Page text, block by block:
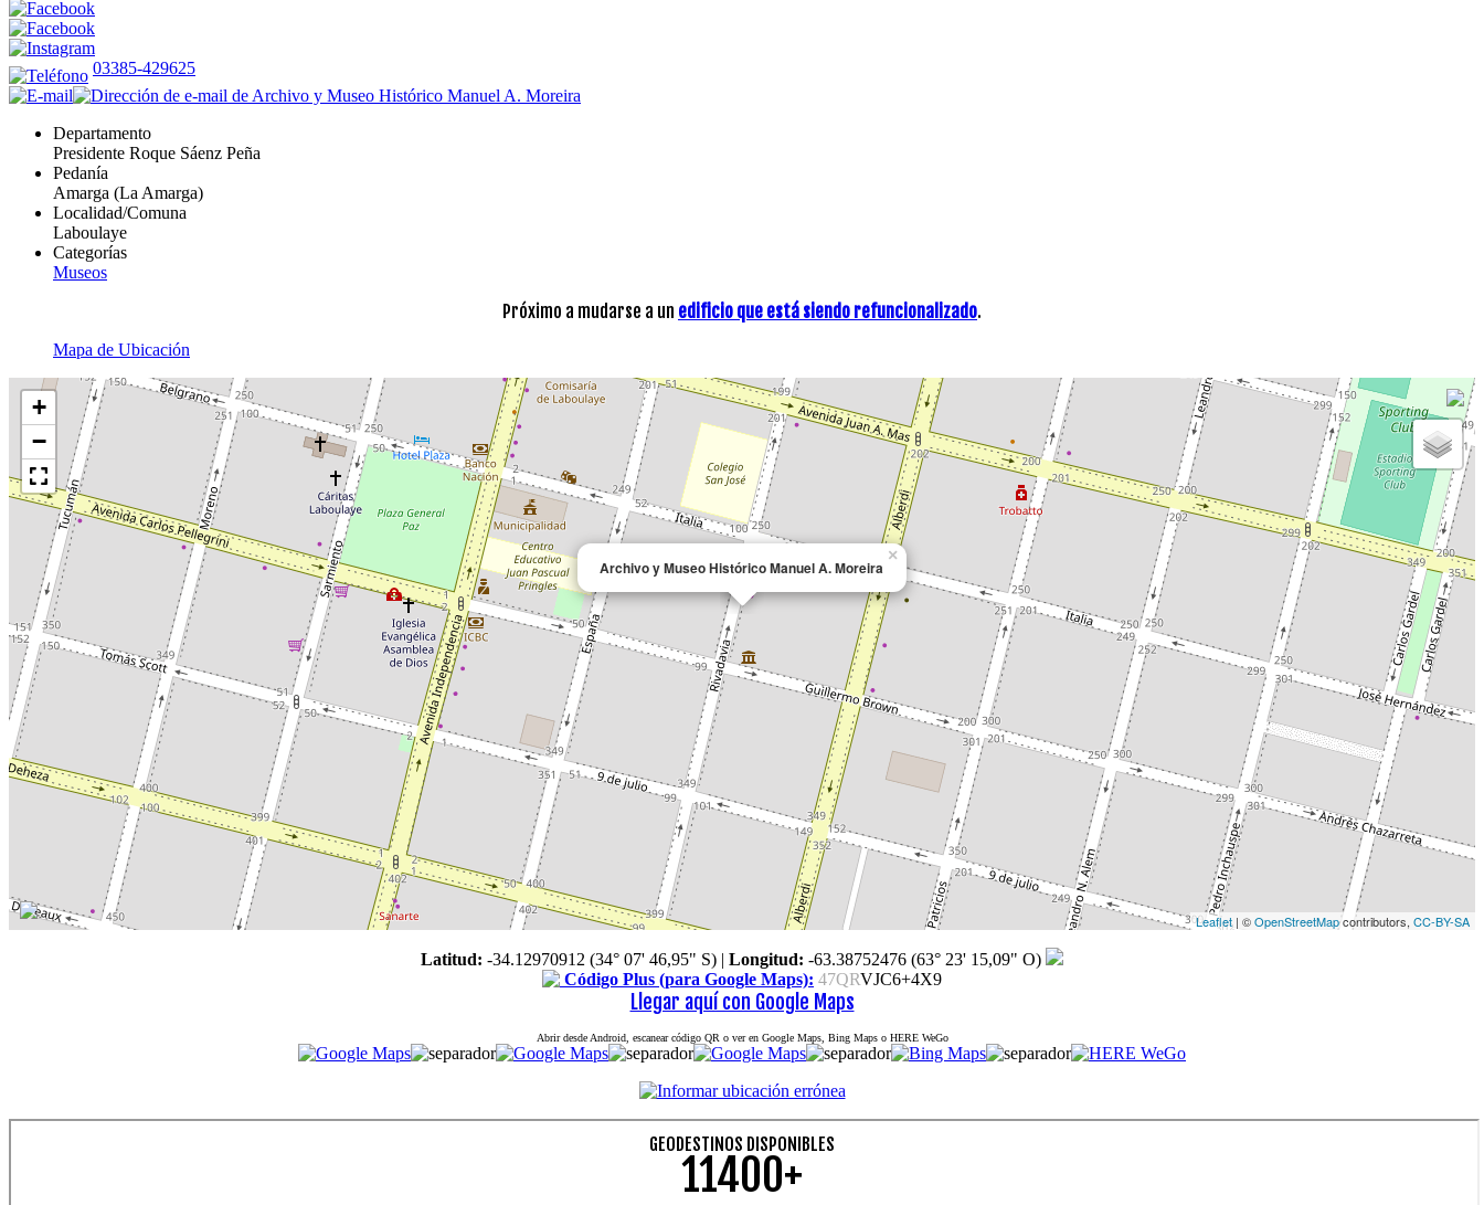
03385-429625
Departamento
Presidente Roque Sáenz Peña
Pedanía
Amarga (La Amarga)
Localidad/Comuna
Laboulaye
Categorías
Museos
Próximo a mudarse a un edificio que está siendo refuncionalizado.
Mapa de Ubicación
Archivo y Museo Histórico Manuel A. Moreira
×
+
−
Leaflet| ©OpenStreetMapcontributors, CC-BY-SA
Latitud: -34.12970912 (34° 07' 46,95" S) | Longitud: -63.38752476 (63° 23' 15,09" O)
Código Plus (para Google Maps): 47QRVJC6+4X9
Llegar aquí con Google Maps
Abrir desde Android, escanear código QR o ver en Google Maps, Bing Maps o HERE WeGo
GEODESTINOS DISPONIBLES
11400+